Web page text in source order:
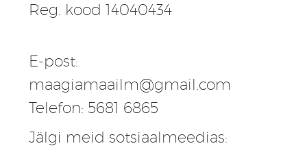
Reg. kood 14040434
E-post:
maagiamaailm@gmail.com
Telefon: 5681 6865
Jälgi meid sotsiaalmeedias: